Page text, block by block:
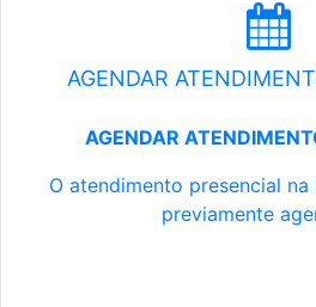
AGENDAR
AGENDAR
O atendimento presencial
previamente